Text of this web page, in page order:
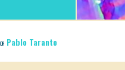
Pablo Taranto